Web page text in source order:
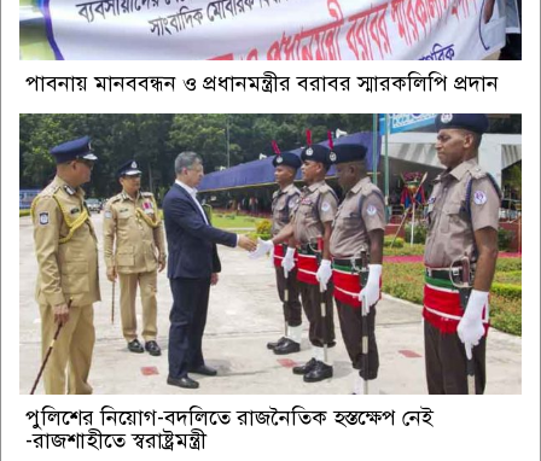
পাবনায় মানববন্ধন ও প্রধানমন্ত্রীর বরাবর স্মারকলিপি প্রদান
পুলিশের নিয়োগ-বদলিতে রাজনৈতিক হস্তক্ষেপ নেই
-রাজশাহীতে স্বরাষ্ট্রমন্ত্রী